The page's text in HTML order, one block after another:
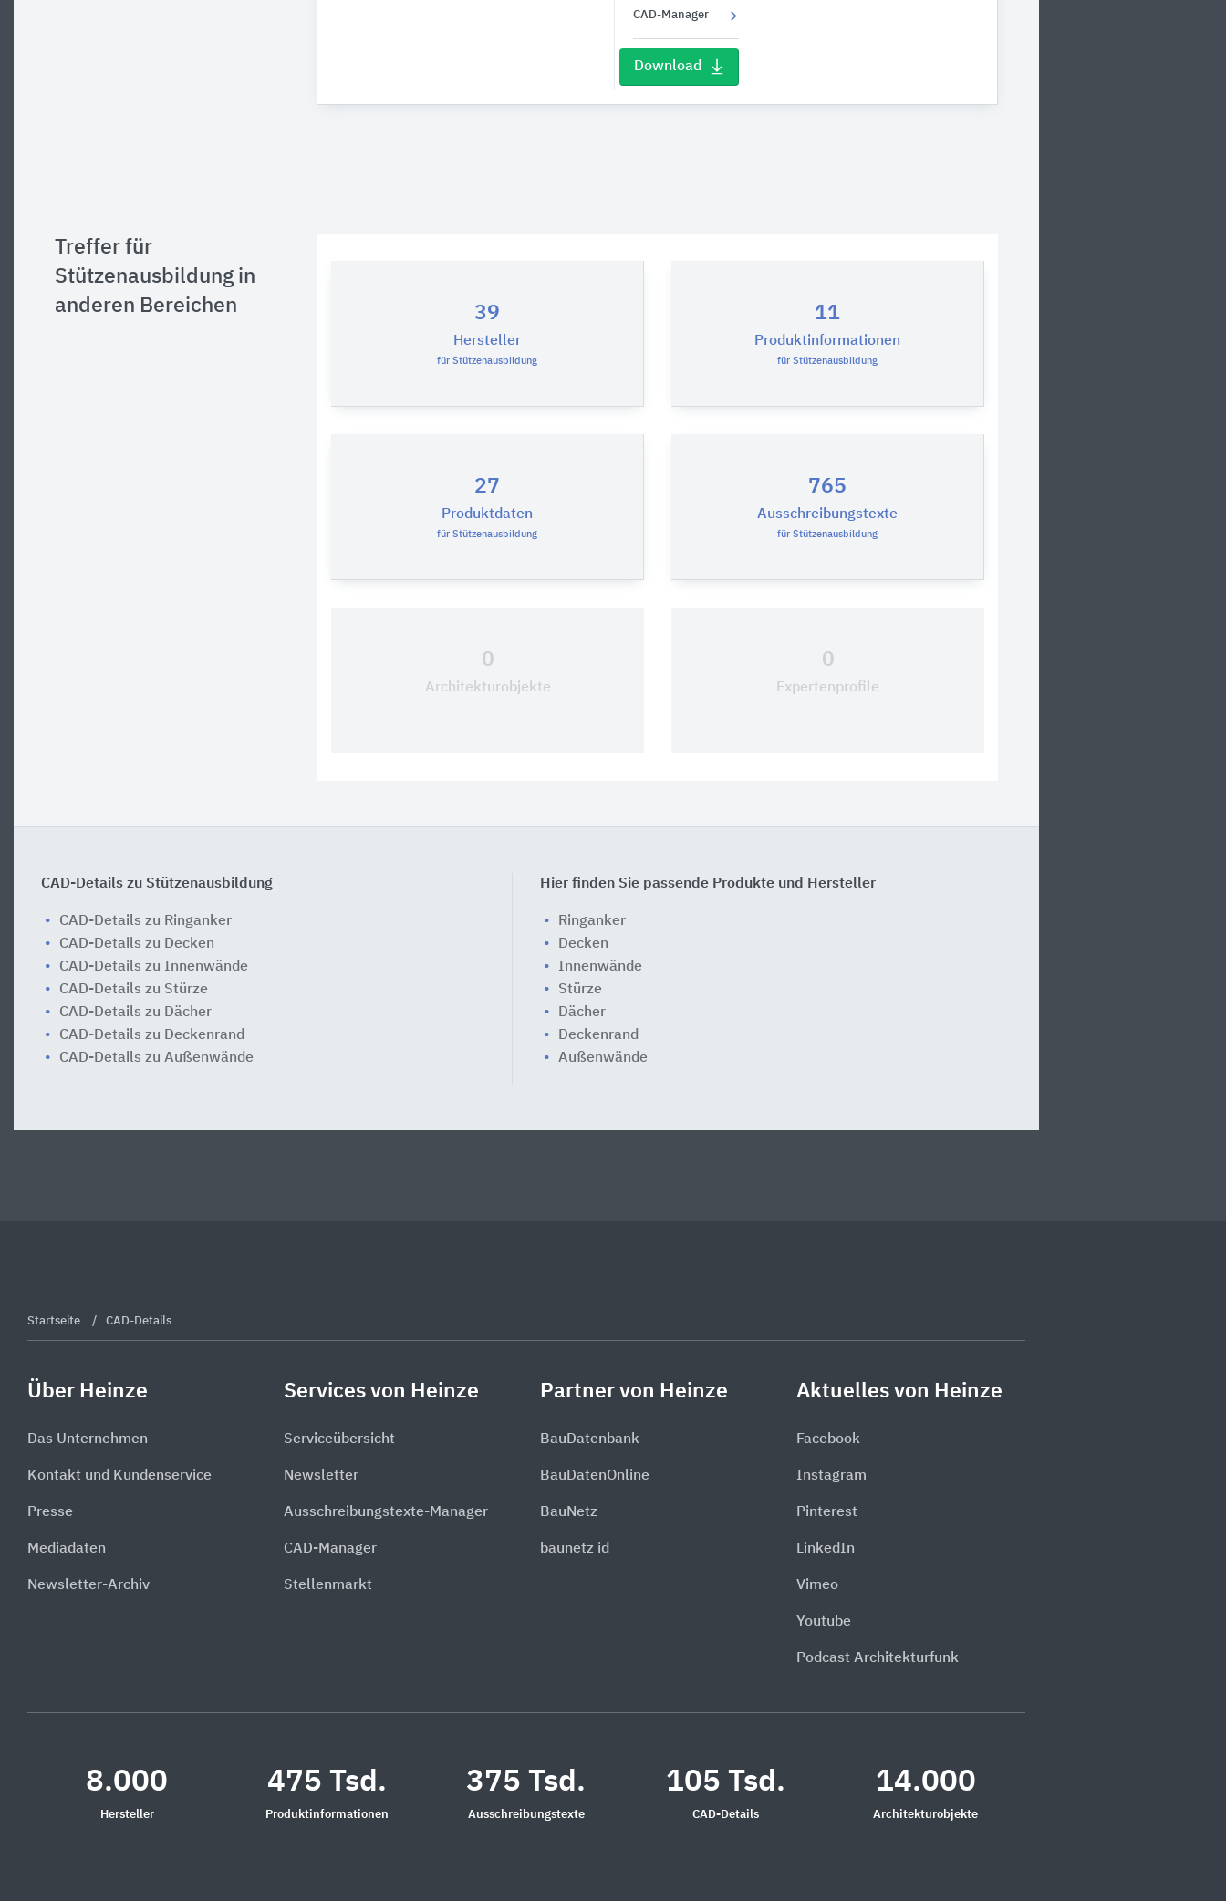
CAD-Manager
Download
Treffer für
Stützenausbildung in
anderen Bereichen
39
Hersteller
für Stützenausbildung
11
Produktinformationen
für Stützenausbildung
27
Produktdaten
für Stützenausbildung
765
Ausschreibungstexte
für Stützenausbildung
0
Architekturobjekte
0
Expertenprofile
CAD-Details zu Stützenausbildung
CAD-Details zu Ringanker
CAD-Details zu Decken
CAD-Details zu Innenwände
CAD-Details zu Stürze
CAD-Details zu Dächer
CAD-Details zu Deckenrand
CAD-Details zu Außenwände
Hier finden Sie passende Produkte und Hersteller
Ringanker
Decken
Innenwände
Stürze
Dächer
Deckenrand
Außenwände
Startseite CAD-Details
Über Heinze
Das Unternehmen
Kontakt und Kundenservice
Presse
Mediadaten
Newsletter-Archiv
Services von Heinze
Serviceübersicht
Newsletter
Ausschreibungstexte-Manager
CAD-Manager
Stellenmarkt
Partner von Heinze
BauDatenbank
BauDatenOnline
BauNetz
baunetz id
Aktuelles von Heinze
Facebook
Instagram
Pinterest
LinkedIn
Vimeo
Youtube
Podcast Architekturfunk
8.000
Hersteller
475 Tsd.
Produktinformationen
375 Tsd.
Ausschreibungstexte
105 Tsd.
CAD-Details
14.000
Architekturobjekte